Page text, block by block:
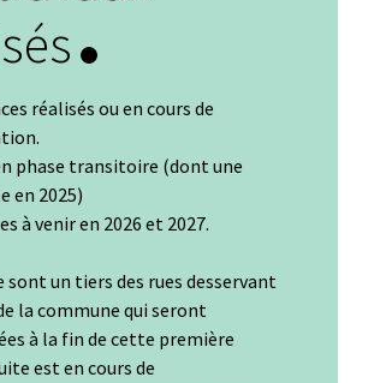
réalisés ou en cours de
phase transitoire (dont une
en 2025)
à venir en 2026 et 2027.
sont un tiers des rues desservant
la commune qui seront
à la fin de cette première
est en cours de